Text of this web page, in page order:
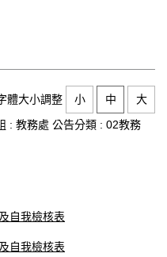
體大小調整 小 中
大
: 教務處 公告分類 : 02教務
自我檢核表
自我檢核表